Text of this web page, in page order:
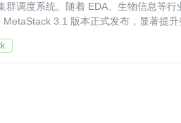
调度系统。随着 EDA、生物信息等行
3.1 版本正式发布，显著提升